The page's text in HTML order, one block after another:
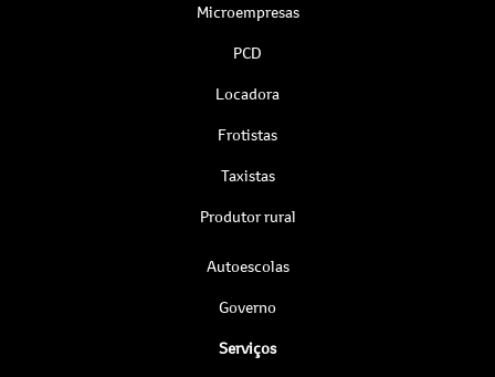
Microempresas
PCD
Locadora
Frotistas
Taxistas
Produtor rural
Autoescolas
Governo
Serviços